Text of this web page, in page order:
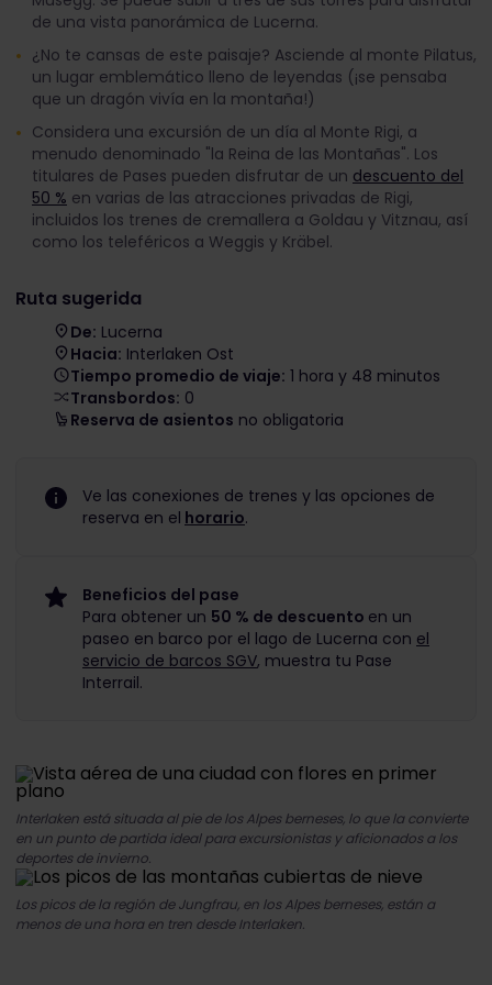
de una vista panorámica de Lucerna.
¿No te cansas de este paisaje? Asciende al monte Pilatus,
un lugar emblemático lleno de leyendas (¡se pensaba
que un dragón vivía en la montaña!)
Considera una excursión de un día al Monte Rigi, a
menudo denominado "la Reina de las Montañas". Los
titulares de Pases pueden disfrutar de un descuento del
50 % en varias de las atracciones privadas de Rigi,
incluidos los trenes de cremallera a Goldau y Vitznau, así
como los teleféricos a Weggis y Kräbel.
Ruta sugerida
De: Lucerna
Hacia: Interlaken Ost
Tiempo promedio de viaje: 1 hora y 48 minutos
Transbordos: 0
Reserva de asientos no obligatoria
Ve las conexiones de trenes y las opciones de
reserva en el horario.
Beneficios del pase
Para obtener un 50 % de descuento en un
paseo en barco por el lago de Lucerna con el
servicio de barcos SGV, muestra tu Pase
Interrail.
Interlaken está situada al pie de los Alpes berneses, lo que la convierte
en un punto de partida ideal para excursionistas y aficionados a los
deportes de invierno.
Los picos de la región de Jungfrau, en los Alpes berneses, están a
menos de una hora en tren desde Interlaken.